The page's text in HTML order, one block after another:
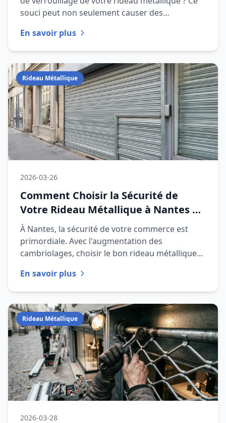
souci peut non seulement causer des
En savoir plus
Rideau Métallique
2026-03-26
Comment Choisir la Sécurité de
Votre Rideau Métallique à Nantes en
2026
À Nantes, la sécurité de votre commerce est
primordiale. Avec l'augmentation des
cambriolages, choisir le bon rideau métallique
En savoir plus
Rideau Métallique
2026-03-28